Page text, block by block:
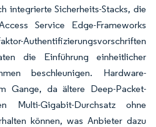
integrierte Sicherheits-Stacks, die
Service Edge-Frameworks
Authentifizierungsvorschriften
die Einführung einheitlicher
beschleunigen. Hardware-
Gange, da ältere Deep-Packet-
Multi-Gigabit-Durchsatz ohne
können, was Anbieter dazu